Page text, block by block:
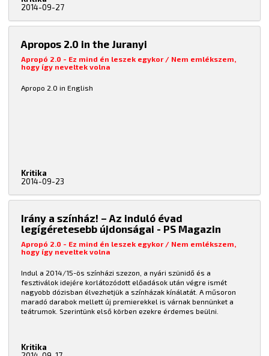
2014-09-27
Apropos 2.0 in the Juranyi
Apropó 2.0 - Ez mind én leszek egykor / Nem emlékszem,
hogy így neveltek volna
Apropo 2.0 in English
Kritika
2014-09-23
Irány a színház! – Az induló évad
legígéretesebb újdonságai - PS Magazin
Apropó 2.0 - Ez mind én leszek egykor / Nem emlékszem,
hogy így neveltek volna
Indul a 2014/15-ös színházi szezon, a nyári szünidő és a
fesztiválok idejére korlátozódott előadások után végre ismét
nagyobb dózisban élvezhetjük a színházak kínálatát. A műsoron
maradó darabok mellett új premierekkel is várnak bennünket a
teátrumok. Szerintünk első körben ezekre érdemes beülni.
Kritika